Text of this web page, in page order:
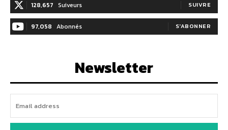
128,657 Suiveurs SUIVRE
97,058 Abonnés S'ABONNER
Newsletter